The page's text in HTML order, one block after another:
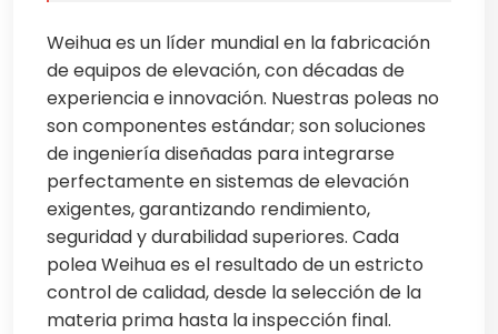
Weihua es un líder mundial en la fabricación
de equipos de elevación, con décadas de
experiencia e innovación. Nuestras poleas no
son componentes estándar; son soluciones
de ingeniería diseñadas para integrarse
perfectamente en sistemas de elevación
exigentes, garantizando rendimiento,
seguridad y durabilidad superiores. Cada
polea Weihua es el resultado de un estricto
control de calidad, desde la selección de la
materia prima hasta la inspección final.